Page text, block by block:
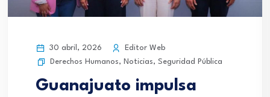
30 abril, 2026
Editor Web
Derechos Humanos, Noticias, Seguridad Pública
Guanajuato impulsa